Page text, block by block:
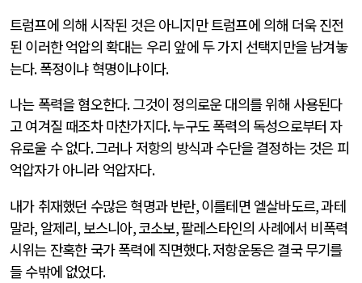
트럼프에 의해 시작된 것은 아니지만 트럼프에 의해 더욱 진전
된 이러한 억압의 확대는 우리 앞에 두 가지 선택지만을 남겨놓
는다.폭정이냐 혁명이냐이다.
나는 폭력을 혐오한다.그것이 정의로운 대의를 위해 사용된다
고 여겨질 때조차 마찬가지다.누구도 폭력의 독성으로부터 자
유로울 수 없다.그러나 저항의 방식과 수단을 결정하는 것은 피
억압자가 아니라 억압자다.
내가 취재했던 수많은 혁명과 반란,이를테면 엘살바도르,과테
말라, 알제리, 보스니아,코소보,팔레스타인의 사례에서 비폭력
시위는 잔혹한 국가 폭력에 직면했다.저항운동은 결국 무기를
들 수밖에 없었다.